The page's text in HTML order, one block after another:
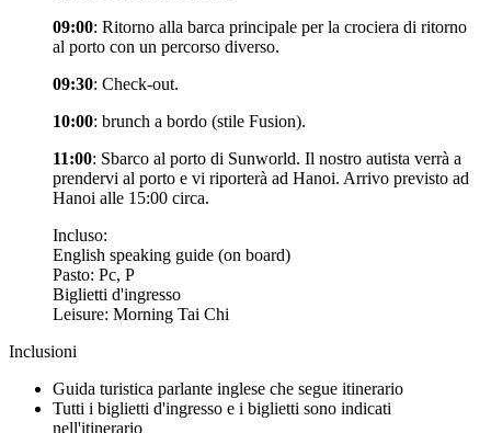
09:00: Ritorno alla barca principale per la crociera di ritorno
al porto con un percorso diverso.
09:30: Check-out.
10:00: brunch a bordo (stile Fusion).
11:00: Sbarco al porto di Sunworld. Il nostro autista verrà a
prendervi al porto e vi riporterà ad Hanoi. Arrivo previsto ad
Hanoi alle 15:00 circa.
Incluso:
English speaking guide (on board)
Pasto: Pc, P
Biglietti d'ingresso
Leisure: Morning Tai Chi
Inclusioni
Guida turistica parlante inglese che segue itinerario
Tutti i biglietti d'ingresso e i biglietti sono indicati
nell'itinerario